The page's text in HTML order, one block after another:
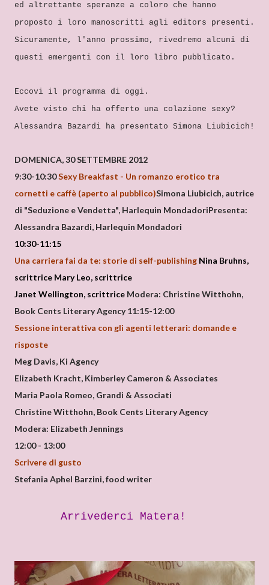
ed altrettante speranze a coloro che hanno
proposto i loro manoscritti agli editors presenti.
Sicuramente, l'anno prossimo, rivedremo alcuni di
questi emergenti con il loro libro pubblicato.
Eccovi il programma di oggi.
Avete visto chi ha offerto una colazione sexy?
Alessandra Bazardi ha presentato Simona Liubicich!
DOMENICA, 30 SETTEMBRE 2012
9:30-10:30Sexy Breakfast - Un romanzo erotico tra
cornetti e caffè (aperto al pubblico)Simona Liubicich, autrice
di "Seduzione e Vendetta", Harlequin MondadoriPresenta:
Alessandra Bazardi, Harlequin Mondadori
10:30-11:15
Una carriera fai da te: storie di self-publishing Nina Bruhns,
scrittrice Mary Leo, scrittrice
Janet Wellington, scrittrice Modera: Christine Witthohn,
Book Cents Literary Agency 11:15-12:00
Sessione interattiva con gli agenti letterari: domande e
risposte
Meg Davis, Ki Agency
Elizabeth Kracht, Kimberley Cameron & Associates
Maria Paola Romeo, Grandi & Associati
Christine Witthohn, Book Cents Literary Agency
Modera: Elizabeth Jennings
12:00 - 13:00
Scrivere di gusto
Stefania Aphel Barzini, food writer
Arrivederci Matera!